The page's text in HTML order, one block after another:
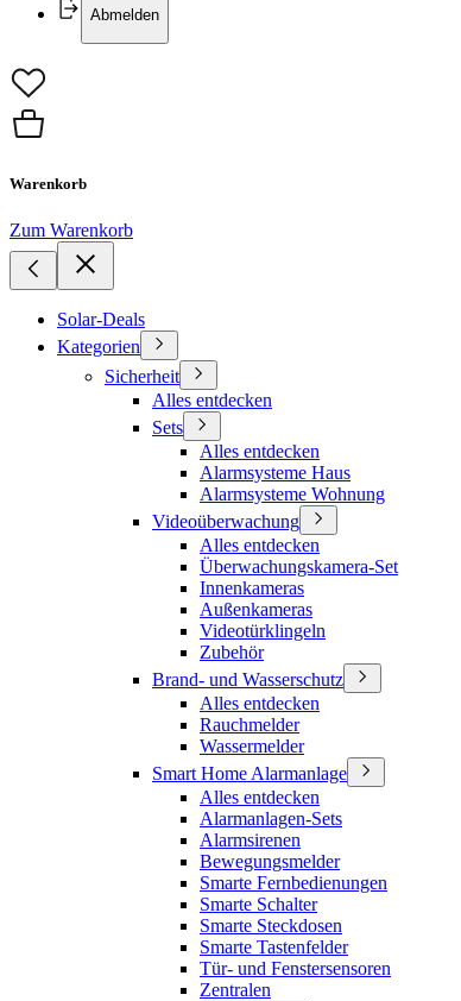
Abmelden
Warenkorb
Zum Warenkorb
Solar-Deals
Kategorien
Sicherheit
Alles entdecken
Sets
Alles entdecken
Alarmsysteme Haus
Alarmsysteme Wohnung
Videoüberwachung
Alles entdecken
Überwachungskamera-Set
Innenkameras
Außenkameras
Videotürklingeln
Zubehör
Brand- und Wasserschutz
Alles entdecken
Rauchmelder
Wassermelder
Smart Home Alarmanlage
Alles entdecken
Alarmanlagen-Sets
Alarmsirenen
Bewegungsmelder
Smarte Fernbedienungen
Smarte Schalter
Smarte Steckdosen
Smarte Tastenfelder
Tür- und Fenstersensoren
Zentralen